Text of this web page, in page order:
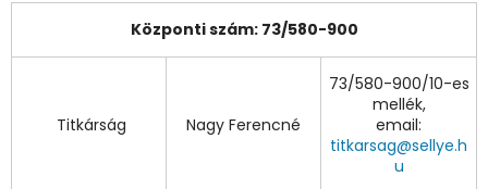
Központi szám: 73/580-900
Titkárság Nagy Ferencné
73/580-900/10-es
mellék,
email:
titkarsag@sellye.h
u